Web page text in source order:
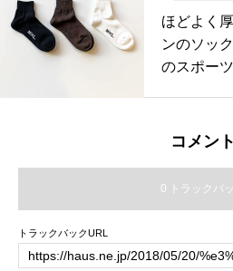
ほどよく
ンのソッ
のスポー
コメント
0 トラックバ
トラックバックURL